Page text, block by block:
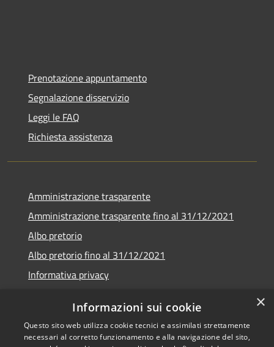
Prenotazione appuntamento
Segnalazione disservizio
Leggi le FAQ
Richiesta assistenza
Amministrazione trasparente
Amministrazione trasparente fino al 31/12/2021
Albo pretorio
Albo pretorio fino al 31/12/2021
Informativa privacy
Dichiarazione di accessibilità
×
Informazioni sui cookie
Questo sito web utilizza cookie tecnici e assimilati strettamente
necessari al corretto funzionamento e alla navigazione del sito,